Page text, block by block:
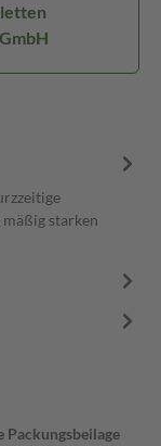
starken
Packungsbeilage